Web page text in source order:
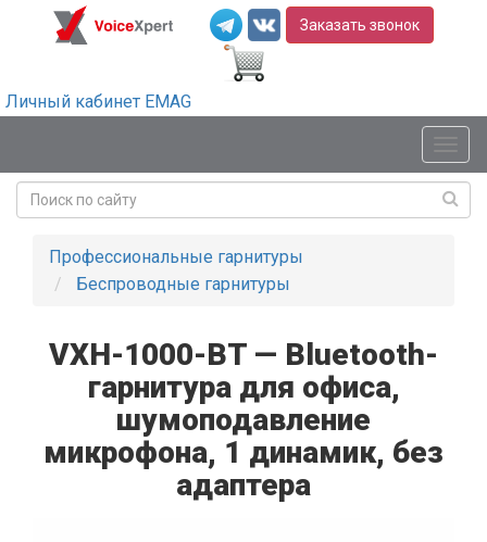
Заказать звонок
Личный кабинет EMAG
Профессиональные гарнитуры
Беспроводные гарнитуры
VXH-1000-BT — Bluetooth-
гарнитура для офиса,
шумоподавление
микрофона, 1 динамик, без
адаптера